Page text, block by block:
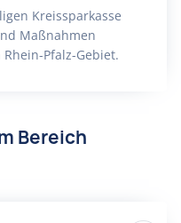
Kreissparkasse
Maßnahmen
Pfalz-Gebiet.
Bereich